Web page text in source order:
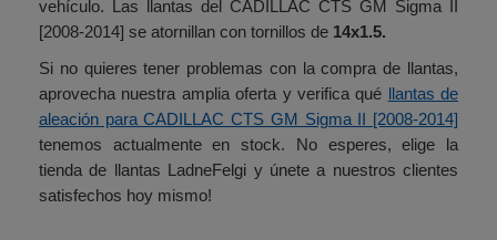
vehículo. Las llantas del CADILLAC CTS GM Sigma II
[2008-2014] se atornillan con tornillos de 14x1.5.
Si no quieres tener problemas con la compra de llantas,
aprovecha nuestra amplia oferta y verifica qué llantas de
aleación para CADILLAC CTS GM Sigma II [2008-2014]
tenemos actualmente en stock. No esperes, elige la
tienda de llantas LadneFelgi y únete a nuestros clientes
satisfechos hoy mismo!